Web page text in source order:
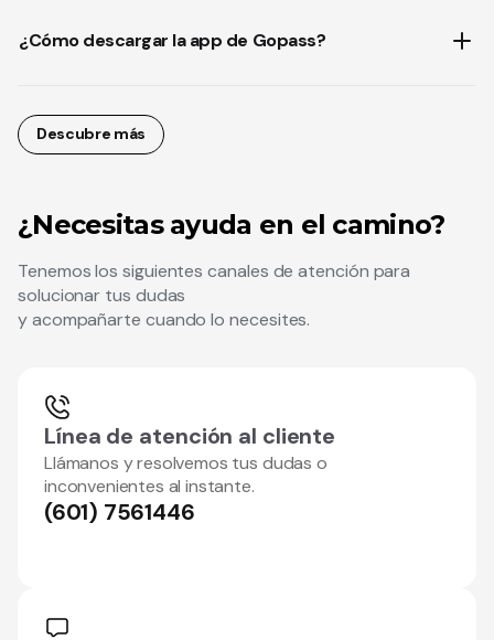
¿Cómo descargar la app de Gopass?
Descubre más
¿Necesitas ayuda en el camino?
Tenemos los siguientes canales de atención para
solucionar tus dudas
y acompañarte cuando lo necesites.
Línea de atención al cliente
Llámanos y resolvemos tus dudas o
inconvenientes al instante.
(601) 7561446